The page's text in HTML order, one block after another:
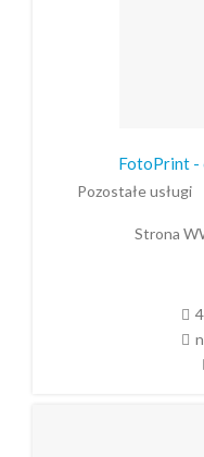
FotoPrint -
Pozostałe usługi
Strona